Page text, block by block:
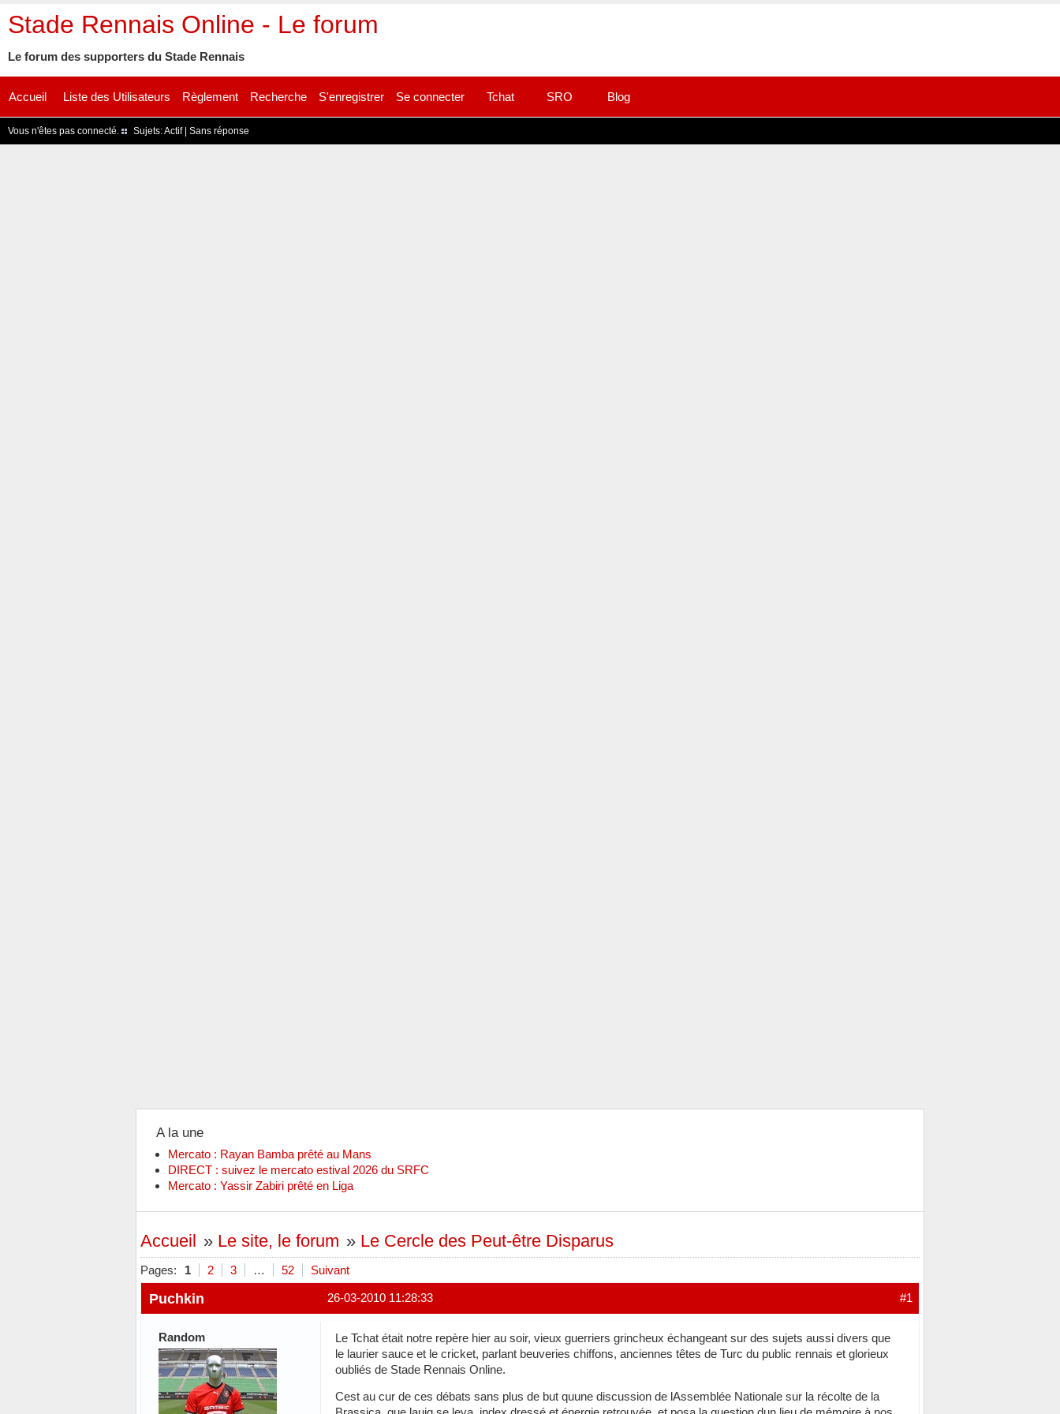
Stade Rennais Online - Le forum
Le forum des supporters du Stade Rennais
Accueil Liste des Utilisateurs Règlement Recherche S'enregistrer Se connecter Tchat SRO Blog
Vous n'êtes pas connecté. Sujets:Actif| Sans réponse
A la une
Mercato : Rayan Bamba prêté au Mans
DIRECT : suivez le mercato estival 2026 du SRFC
Mercato : Yassir Zabiri prêté en Liga
Accueil » Le site, le forum » Le Cercle des Peut-être Disparus
Pages: 1 2 3 … 52 Suivant
#1
26-03-2010 11:28:33
Puchkin
Random
Le Tchat était notre repère hier au soir, vieux guerriers grincheux échangeant sur des sujets aussi divers que
le laurier sauce et le cricket, parlant beuveries chiffons, anciennes têtes de Turc du public rennais et glorieux
oubliés de Stade Rennais Online.
Cest au cur de ces débats sans plus de but quune discussion de lAssemblée Nationale sur la récolte de la